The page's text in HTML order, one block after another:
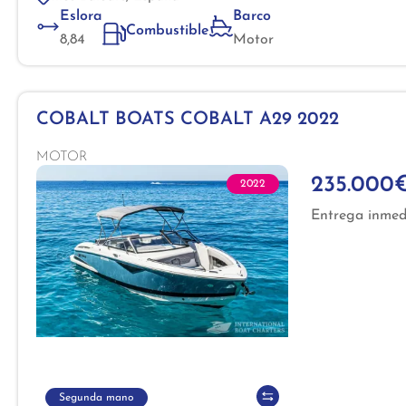
Eslora
8,84
Combustible
Barco
Motor
2022
Segunda mano
COBALT BOATS COBALT A29 2022
MOTOR
Entrega